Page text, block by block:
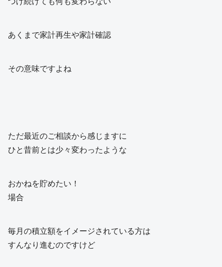
あくまで家計再生や家計確認
その意味ですよね
ただ最近のご相談から感じますに
ひと昔前とは少々変わったような
おかねを貯めたい！
場合
毎月の積立額をイメージされている方は
すんなり進むのですけど